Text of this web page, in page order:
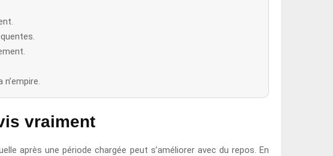
vraiment
après une période chargée peut s’améliorer avec du repos. En